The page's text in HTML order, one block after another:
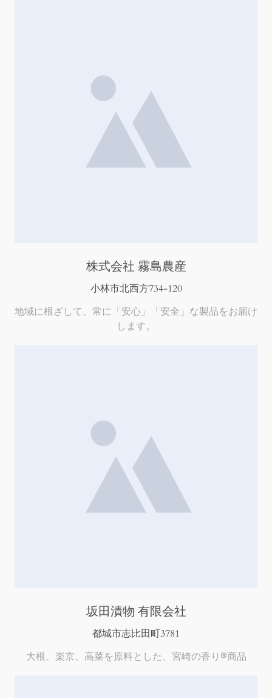
株式会社 霧島農産
小林市北西方734-120
地域に根ざして、常に「安心」「安全」な製品をお届け
します。
坂田漬物 有限会社
都城市志比田町3781
大根、楽京、高菜を原料とした、宮崎の香り®商品